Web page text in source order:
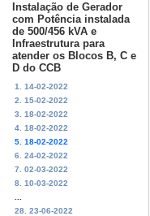
Instalação de Gerador
com Potência instalada
de 500/456 kVA e
Infraestrutura para
atender os Blocos B, C e
D do CCB
1. 14-02-2022
2. 15-02-2022
3. 18-02-2022
4. 18-02-2022
5. 18-02-2022
6. 24-02-2022
7. 02-03-2022
8. 10-03-2022
28. 23-06-2022